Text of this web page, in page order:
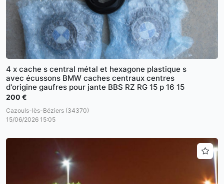
4 x cache s central métal et hexagone plastique s
avec écussons BMW caches centraux centres
d'origine gaufres pour jante BBS RZ RG 15 p 16 15
200 €
Cazouls-lès-Béziers (34370)
15/06/2026 15:05